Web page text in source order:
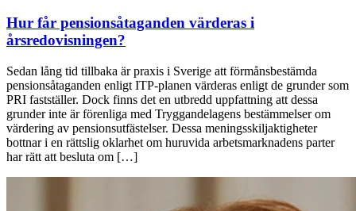
Hur får pensionsåtaganden värderas i
årsredovisningen?
Sedan lång tid tillbaka är praxis i Sverige att förmånsbestämda
pensionsåtaganden enligt ITP-planen värderas enligt de grunder som
PRI fastställer. Dock finns det en utbredd uppfattning att dessa
grunder inte är förenliga med Tryggandelagens bestämmelser om
värdering av pensionsutfästelser. Dessa meningsskiljaktigheter
bottnar i en rättslig oklarhet om huruvida arbetsmarknadens parter
har rätt att besluta om […]